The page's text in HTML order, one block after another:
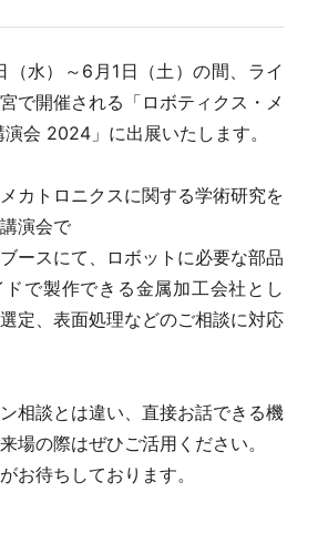
水）～6月1日（土）の間、ライ
で開催される「ロボティクス・メ
会 2024」に出展いたします。
カトロニクスに関する学術研究を
演会で
ースにて、ロボットに必要な部品
で製作できる金属加工会社とし
定、表面処理などのご相談に対応
相談とは違い、直接お話できる機
場の際はぜひご活用ください。
お待ちしております。